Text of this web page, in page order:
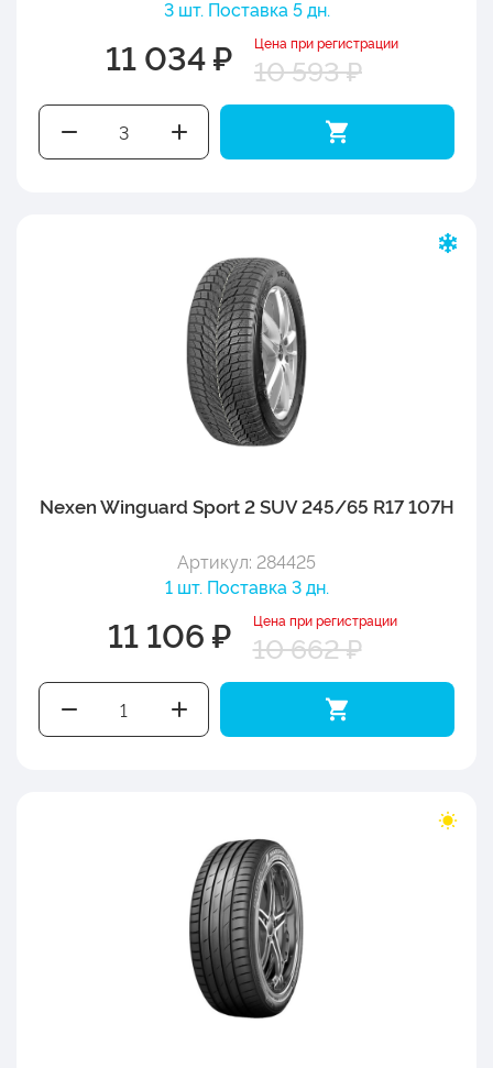
3 шт. Поставка 5 дн.
11 034 ₽ Цена при регистрации
10 593 ₽
Nexen Winguard Sport 2 SUV 245/65 R17 107H
Артикул: 284425
1 шт. Поставка 3 дн.
11 106 ₽ Цена при регистрации
10 662 ₽